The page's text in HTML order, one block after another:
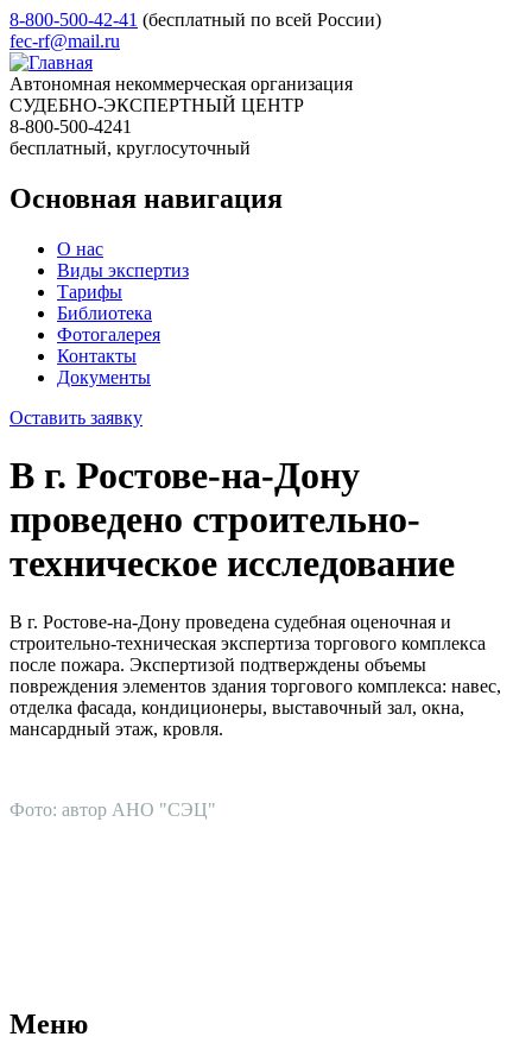
8-800-500-42-41 (бесплатный по всей России)
fec-rf@mail.ru
Автономная некоммерческая организация
СУДЕБНО-ЭКСПЕРТНЫЙ ЦЕНТР
8-800-500-4241
бесплатный, круглосуточный
Основная навигация
О нас
Виды экспертиз
Тарифы
Библиотека
Фотогалерея
Контакты
Документы
Оставить заявку
В г. Ростове-на-Дону
проведено строительно-
техническое исследование
В г. Ростове-на-Дону проведена судебная оценочная и
строительно-техническая экспертиза торгового комплекса
после пожара. Экспертизой подтверждены объемы
повреждения элементов здания торгового комплекса: навес,
отделка фасада, кондиционеры, выставочный зал, окна,
мансардный этаж, кровля.
Фото: автор АНО "СЭЦ"
Меню